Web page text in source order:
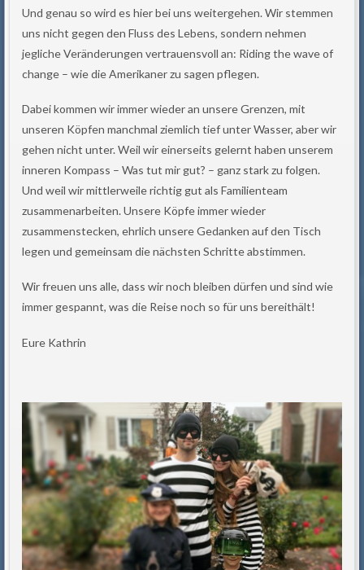
Und genau so wird es hier bei uns weitergehen. Wir stemmen
uns nicht gegen den Fluss des Lebens, sondern nehmen
jegliche Veränderungen vertrauensvoll an: Riding the wave of
change – wie die Amerikaner zu sagen pflegen.
Dabei kommen wir immer wieder an unsere Grenzen, mit
unseren Köpfen manchmal ziemlich tief unter Wasser, aber wir
gehen nicht unter. Weil wir einerseits gelernt haben unserem
inneren Kompass – Was tut mir gut? – ganz stark zu folgen.
Und weil wir mittlerweile richtig gut als Familienteam
zusammenarbeiten. Unsere Köpfe immer wieder
zusammenstecken, ehrlich unsere Gedanken auf den Tisch
legen und gemeinsam die nächsten Schritte abstimmen.
Wir freuen uns alle, dass wir noch bleiben dürfen und sind wie
immer gespannt, was die Reise noch so für uns bereithält!
Eure Kathrin